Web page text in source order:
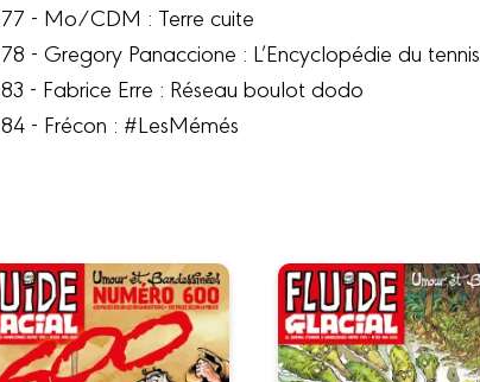
77 - Mo/CDM : Terre cuite
78 - Gregory Panaccione : L’Encyclopédie du tennis
83 - Fabrice Erre : Réseau boulot dodo
84 - Frécon : #LesMémés